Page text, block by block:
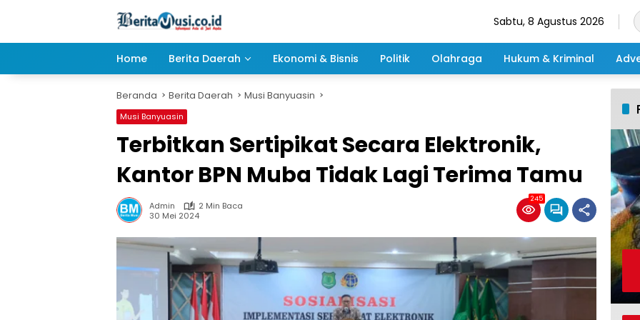
Sabtu, 8 Agustus 2026
Home Berita Daerah Ekonomi & Bisnis Politik Olahraga Hukum & Kriminal
Beranda Berita Daerah Musi Banyuasin
Musi Banyuasin
Terbitkan Sertipikat Secara Elektronik,
Kantor BPN Muba Tidak Lagi Terima Tamu
Admin
2 Min Baca
30 Mei 2024
245